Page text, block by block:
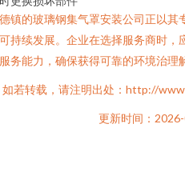
镇的玻璃钢集气罩安装公司正以
持续发展。企业在选择服务商时
务能力，确保获得可靠的环境治理
如若转载，请注明出处：http://
更新时间：